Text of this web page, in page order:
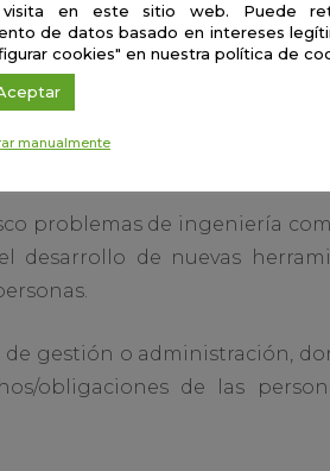
se centra en tres
en asignaturas de
de gran importancia y
conocimiento en otras
problemas de ingeniería
desarrollo de nuevas
gestión o administración,
obligaciones de las
en este sitio web. Puede
de datos basado en intereses
cookies" en nuestra política de
manualmente